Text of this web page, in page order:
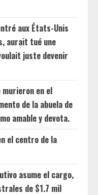
aux États-Unis
aurait tué une
juste devenir
en el
de la abuela de
amable y devota.
el centro de la
asume el cargo,
de $1.7 mil